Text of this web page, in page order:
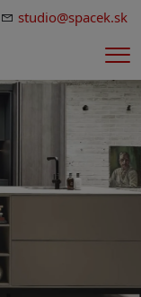
studio@spacek.sk